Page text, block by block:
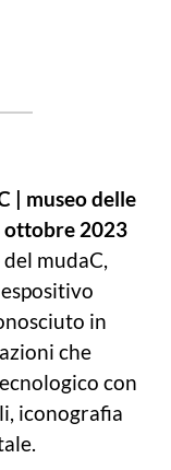
| museo delle
ottobre 2023
del mudaC,
in
che
con
iconografia